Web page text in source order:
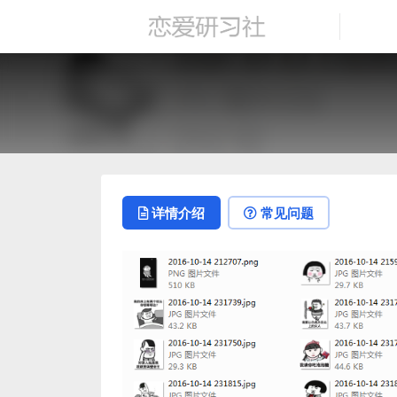
详情介绍 常见问题